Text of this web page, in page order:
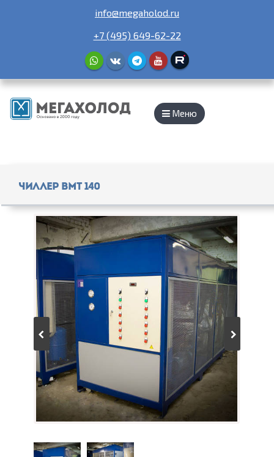
info@megaholod.ru
+7 (495) 649-62-22
Меню
Чиллер ВМТ 140